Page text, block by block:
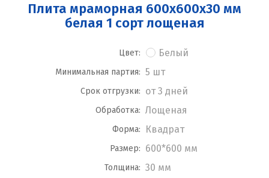
Плита мраморная 600x600x30 мм
белая 1 сорт лощеная
Цвет: Белый
Минимальная партия: 5 шт
Срок отгрузки: от 3 дней
Обработка: Лощеная
Форма: Квадрат
Размер: 600*600 мм
Толщина: 30 мм